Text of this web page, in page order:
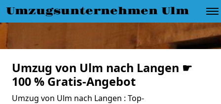
Umzugsunternehmen Ulm
Umzug von Ulm nach Langen ☛
100 % Gratis-Angebot
Umzug von Ulm nach Langen : Top-